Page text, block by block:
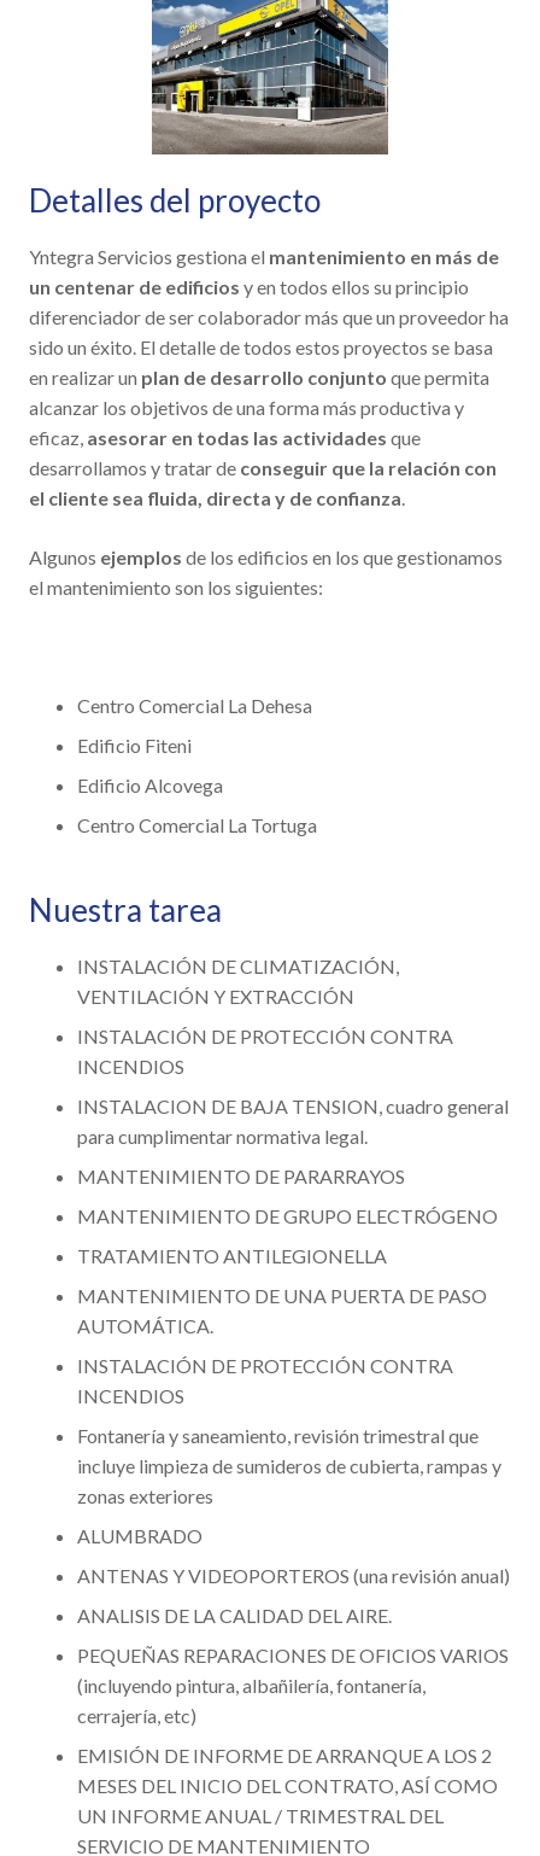
Detalles del proyecto
Yntegra Servicios gestiona el mantenimiento en más de
un centenar de edificios y en todos ellos su principio
diferenciador de ser colaborador más que un proveedor ha
sido un éxito. El detalle de todos estos proyectos se basa
en realizar un plan de desarrollo conjunto que permita
alcanzar los objetivos de una forma más productiva y
eficaz, asesorar en todas las actividades que
desarrollamos y tratar de conseguir que la relación con
el cliente sea fluida, directa y de confianza.
Algunos ejemplos de los edificios en los que gestionamos
el mantenimiento son los siguientes:
Centro Comercial La Dehesa
Edificio Fiteni
Edificio Alcovega
Centro Comercial La Tortuga
Nuestra tarea
INSTALACIÓN DE CLIMATIZACIÓN,
VENTILACIÓN Y EXTRACCIÓN
INSTALACIÓN DE PROTECCIÓN CONTRA
INCENDIOS
INSTALACION DE BAJA TENSION, cuadro general
para cumplimentar normativa legal.
MANTENIMIENTO DE PARARRAYOS
MANTENIMIENTO DE GRUPO ELECTRÓGENO
TRATAMIENTO ANTILEGIONELLA
MANTENIMIENTO DE UNA PUERTA DE PASO
AUTOMÁTICA.
INSTALACIÓN DE PROTECCIÓN CONTRA
INCENDIOS
Fontanería y saneamiento, revisión trimestral que
incluye limpieza de sumideros de cubierta, rampas y
zonas exteriores
ALUMBRADO
ANTENAS Y VIDEOPORTEROS (una revisión anual)
ANALISIS DE LA CALIDAD DEL AIRE.
PEQUEÑAS REPARACIONES DE OFICIOS VARIOS
(incluyendo pintura, albañilería, fontanería,
cerrajería, etc)
EMISIÓN DE INFORME DE ARRANQUE A LOS 2
MESES DEL INICIO DEL CONTRATO, ASÍ COMO
UN INFORME ANUAL / TRIMESTRAL DEL
SERVICIO DE MANTENIMIENTO